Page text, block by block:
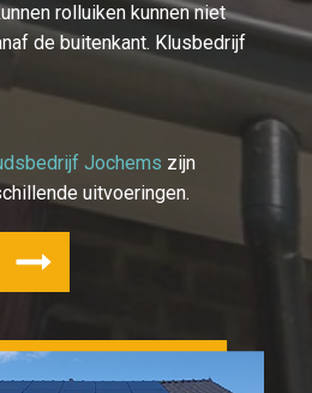
rolluiken kunnen niet
de buitenkant. Klusbedrijf
Jochems zijn
uitvoeringen.